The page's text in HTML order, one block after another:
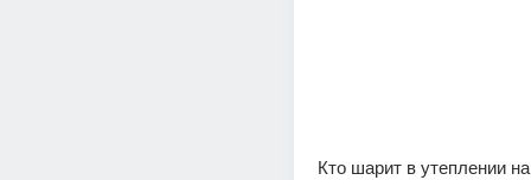
Кто шарит в утеплении